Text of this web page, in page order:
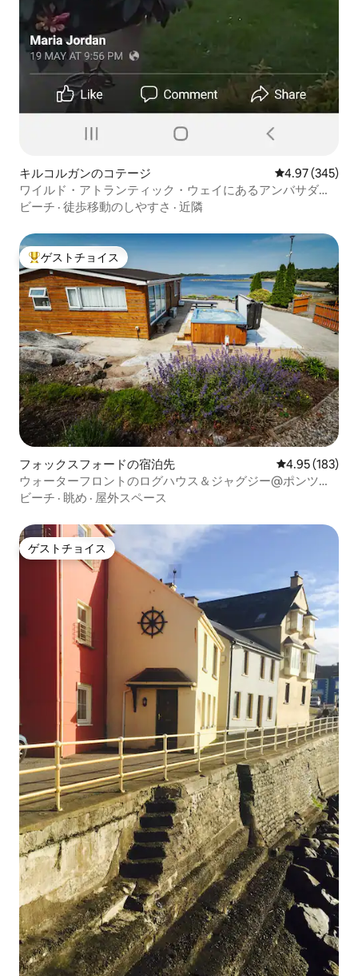
キルコルガンのコテージ レビュー345
4.97 (345)
ワイルド・アトランティック・ウェイにあるアンバサダー
のビーチコテージ
ビーチ · 徒歩移動のしやすさ · 近隣
大好評のゲストチョイスです。
ゲストチョイス
フォックスフォードの宿泊先 レビュー183
4.95 (183)
ウォーターフロントのログハウス＆ジャグジー@ポンツー
ン、コン湖
ビーチ · 眺め · 屋外スペース
ゲストチョイス
ゲストチョイス